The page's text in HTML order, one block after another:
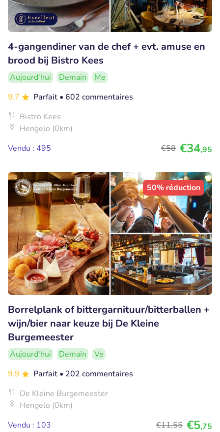
4-gangendiner van de chef + evt. amuse en
brood bij Bistro Kees
Aujourd'hui Demain
Me
9.7
Parfait • 602 commentaires
Bistro Kees
Hengelo (0km)
Vendu : 495
€58 €34,95
50% réduction
Borrelplank of bittergarnituur/bitterballen +
wijn/bier naar keuze bij De Kleine
Burgemeester
Aujourd'hui Demain
Ve
9.9
Parfait • 202 commentaires
De Kleine Burgemeester
Hengelo (0km)
Vendu : 103
€11,55 €5,75